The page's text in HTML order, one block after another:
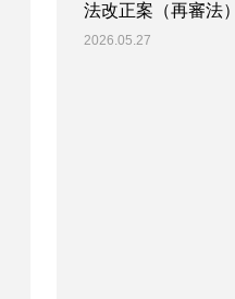
法改正案（再審法
2026.05.27